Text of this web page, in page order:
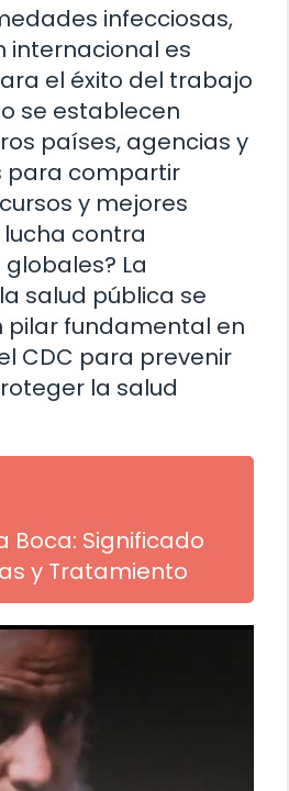
infecciosas,
internacional es
el éxito del trabajo
se establecen
países, agencias y
para compartir
y mejores
contra
La
salud pública se
pilar fundamental en
CDC para prevenir
la salud
Boca: Significado
y Tratamiento